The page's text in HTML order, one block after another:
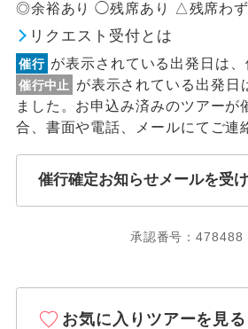
◎余裕あり ◯残席あり △残席わ
リクエスト受付とは
催行 が表示されている出発日は、
催行中止
が表示されている出発日
ました。お申込み済みのツアーが
合、書面や電話、メールにてご連
催行確定お知らせメールを受
承認番号：
お気に入りツアーを見る